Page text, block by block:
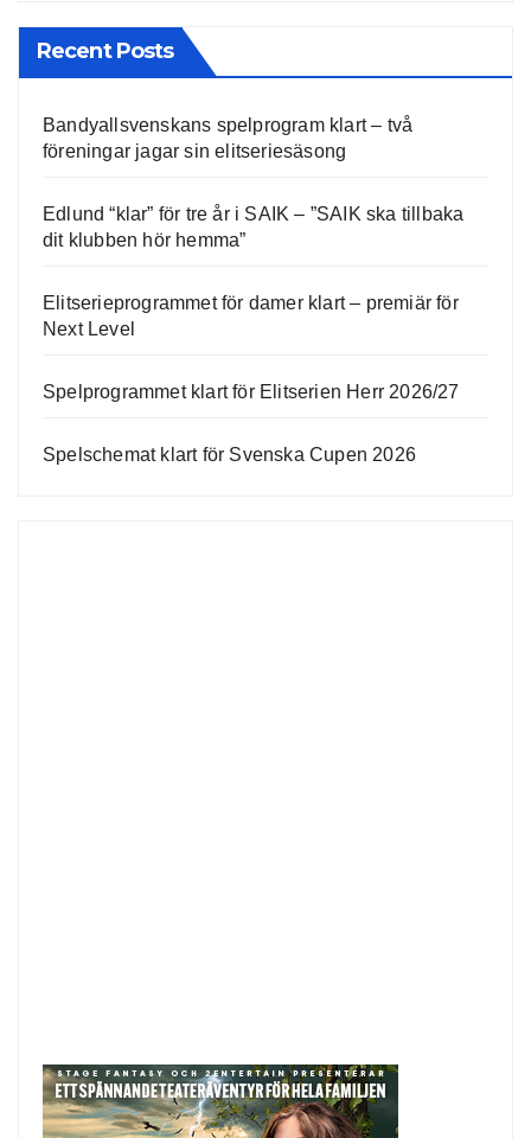
Recent Posts
Bandyallsvenskans spelprogram klart – två
föreningar jagar sin elitseriesäsong
Edlund “klar” för tre år i SAIK – ”SAIK ska tillbaka
dit klubben hör hemma”
Elitserieprogrammet för damer klart – premiär för
Next Level
Spelprogrammet klart för Elitserien Herr 2026/27
Spelschemat klart för Svenska Cupen 2026